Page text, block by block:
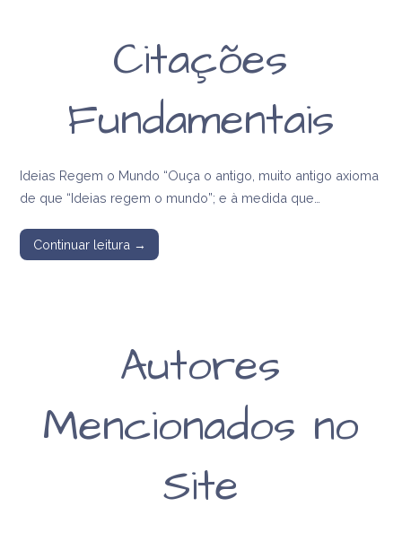
Citações
Fundamentais
Ideias Regem o Mundo “Ouça o antigo, muito antigo axioma
de que “Ideias regem o mundo”; e à medida que…
Continuar leitura →
Autores
Mencionados no
Site